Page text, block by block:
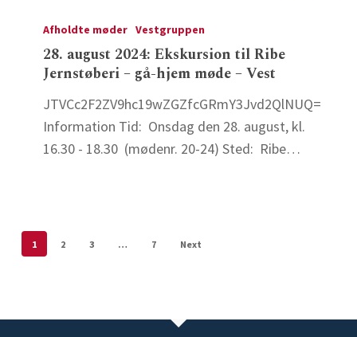
august
2024:
Ekskursion
Ribe
Jernstøberi
møde
–
Afholdte møder Vestgruppen
28. august 2024: Ekskursion til Ribe
Jernstøberi – gå-hjem møde – Vest
JTVCc2F2ZV9hc19wZGZfcGRmY3Jvd2QlNUQ=
Information Tid: Onsdag den 28. august, kl.
16.30 - 18.30 (mødenr. 20-24) Sted: Ribe…
1 2 3 … 7 Next